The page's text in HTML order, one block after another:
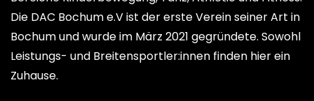
Die DAC Bochum e.V ist der erste Verein seiner Art in
Bochum und wurde im März 2021 gegründete. Sowohl
Leistungs- und Breitensportler:innen finden hier ein
Zuhause.